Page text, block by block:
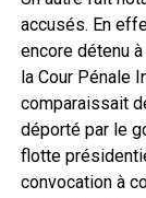
accusés. En
encore détenu
la Cour Pénale
comparaissait
déporté par le
flotte
convocation à